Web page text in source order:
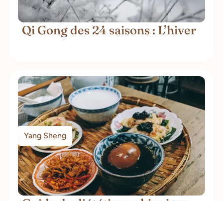
Qi Gong des 24 saisons : L’hiver
Yang Sheng